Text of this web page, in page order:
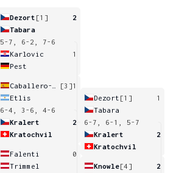
Dezort [1]
2
Tabara
5-7, 6-2, 7-6
Karlovic
1
Pest
[3]1
Etlis
6-4, 3-6, 4-6
Kralert
2
Kratochvil
Falenti
0
Trimmel
Dezort [1]
1
Tabara
6-7, 6-1, 5-7
Kralert
2
Kratochvil
Knowle[4]
2